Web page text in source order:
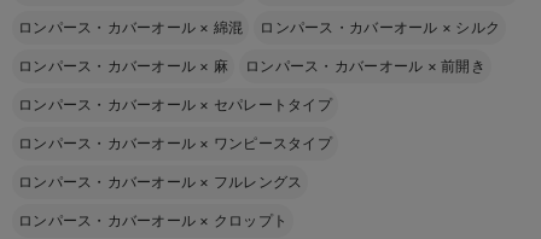
ロンパース・カバーオール × 綿混 ロンパース・カバーオール × シルク
ロンパース・カバーオール × 麻 ロンパース・カバーオール ×前開き
ロンパース・カバーオール × セパレートタイプ
ロンパース・カバーオール × ワンピースタイプ
ロンパース・カバーオール × フルレングス
ロンパース・カバーオール × クロップト